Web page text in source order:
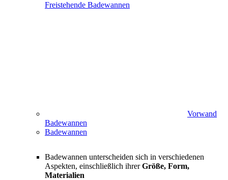
Freistehende Badewannen
Vorwand
Badewannen
Badewannen
Badewannen unterscheiden sich in verschiedenen
Aspekten, einschließlich ihrerGröße, Form,
Materialien